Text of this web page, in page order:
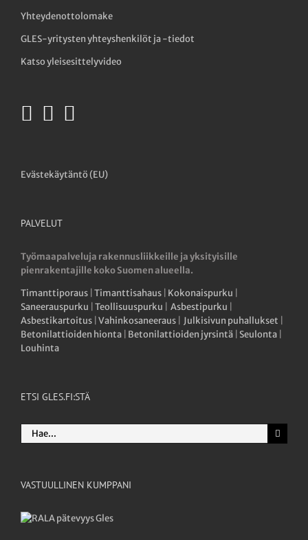
Yhteydenottolomake
GLES-yritysten yhteyshenkilöt ja -tiedot
Katso yleisesittelyvideo
Evästekäytäntö (EU)
PALVELUT
Työmaapalveluja rakennusliikkeille ja yksityisille
pienrakentajille koko Suomen alueella.
Timanttiporaus Timanttisahaus Kokonaispurku
Saneerauspurku Teollisuuspurku Asbestipurku
Asbestikartoitus Vahinkosaneeraus Julkisivun puhallukset
Betonilattioiden hionta Betonilattioiden jyrsintä Seulonta
Louhinta
ETSI GLES.FI:STÄ
Etsi
...
VASTUULLINEN KUMPPANI